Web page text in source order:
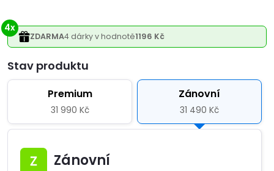
4x
ZDARMA4 dárky v hodnotě1196 Kč
Premium
31 990 Kč
Zánovní
31 490 Kč
Zánovní